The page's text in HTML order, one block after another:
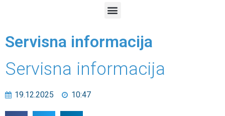
Servisna informacija
Servisna informacija
19.12.2025 10:47